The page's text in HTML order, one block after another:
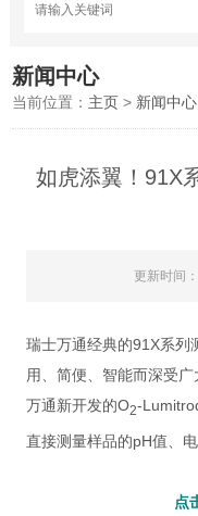
新闻中心
当前位置： 主页 > 新闻中心
如虎添翼！91X
更新时间
瑞士万通经典的91X系列
用、简便、智能而深受
万通新开发的O2-
直接测量样品的pH值、电
点